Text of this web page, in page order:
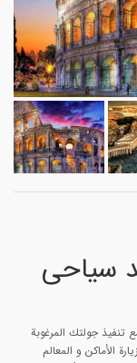
سیاحی
تنفيذ جولتك المرغوبة
الأماكن و المعالم